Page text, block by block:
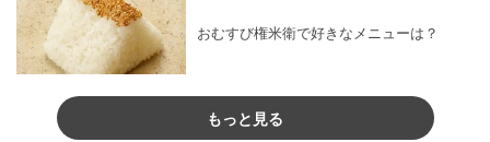
おむすび権米衛で好きなメニューは？
もっと見る